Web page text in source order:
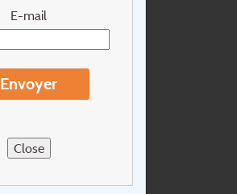
E-mail
Envoyer
Close
Newsletter
Conditions de voyage
Sitemap